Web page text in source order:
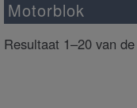
Motorblok
Resultaat 1–20 van